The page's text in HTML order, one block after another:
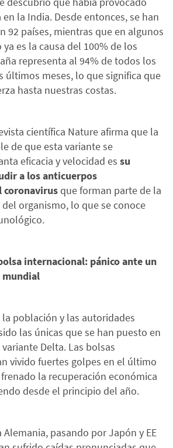
la India. Desde entonces, se han
92 países, mientras que en algunos
es la causa del 100% de los
representa al 94% de todos los
últimos meses, lo que significa que
hasta nuestras costas.
científica Nature afirma que la
de que esta variante se
eficacia y velocidad es su
a los anticuerpos
coronavirusque forman parte de la
organismo, lo que se conoce
internacional: pánico ante un
mundial
la población y las autoridades
las únicas que se han puesto en
Delta. Las bolsas
vivido fuertes golpes en el último
la recuperación económica
desde el principio del año.
Alemania, pasando por Japón y EE